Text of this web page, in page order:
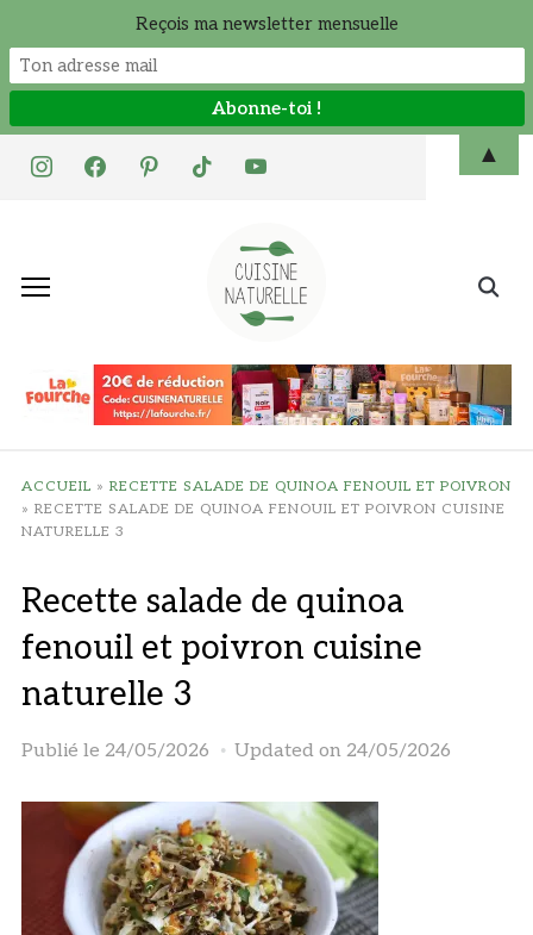
instagramfacebookpinteresttiktok youtube
Search
ACCUEIL » RECETTE SALADE DE QUINOA FENOUIL ET POIVRON
» RECETTE SALADE DE QUINOA FENOUIL ET POIVRON CUISINE
NATURELLE 3
Recette salade de quinoa
fenouil et poivron cuisine
naturelle 3
Publié le 24/05/2026 Updated on 24/05/2026
Reçois ma newsletter mensuelle
▲